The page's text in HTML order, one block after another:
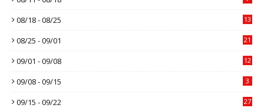
08/18 - 08/25 13
08/25 - 09/01 21
09/01 - 09/08 12
09/08 - 09/15 3
09/15 - 09/22 27